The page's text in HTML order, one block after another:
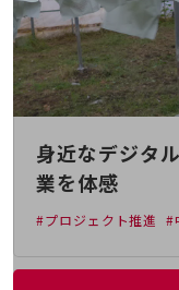
地域共創・地方創生
セキュリティ対策
遠隔監視
自動化・省電化
人材不足解消
業種・業態で探すTOP
身近なデジタ
業を体感
#プロジェクト推進 #